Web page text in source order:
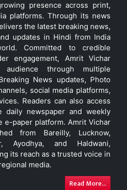
presence across print,
platforms. Through its news
the latest breaking news,
updates in Hindi from India
Committed to credible
engagement, Amrit Vichar
through multiple
News updates, Photo
social media platforms,
Readers can also access
newspaper and weekly
e-paper platform. Amrit Vichar
from Bareilly, Lucknow,
Ayodhya, and Haldwani,
its reach as a trusted voice in
media.
Read More...